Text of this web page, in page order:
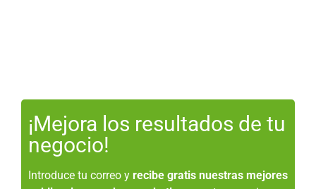
¡Mejora los resultados de tu
negocio!
Introduce tu correo y recibe gratis nuestras mejores